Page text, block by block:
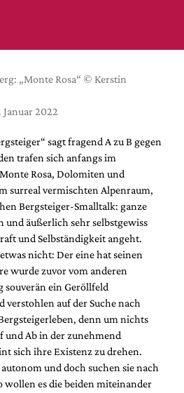
„Monte Rosa“ © Kerstin
Januar 2022
sagt fragend A zu B gegen
trafen sich anfangs im
Rosa, Dolomiten und
surreal vermischten Alpenraum,
Bergsteiger-Smalltalk: ganze
und äußerlich sehr selbstgewiss
und Selbständigkeit angeht.
nicht: Der eine hat seinen
wurde zuvor vom anderen
souverän ein Geröllfeld
verstohlen auf der Suche nach
denn um nichts
und Ab in der zunehmend
sich ihre Existenz zu drehen.
und doch suchen sie nach
wollen es die beiden miteinander